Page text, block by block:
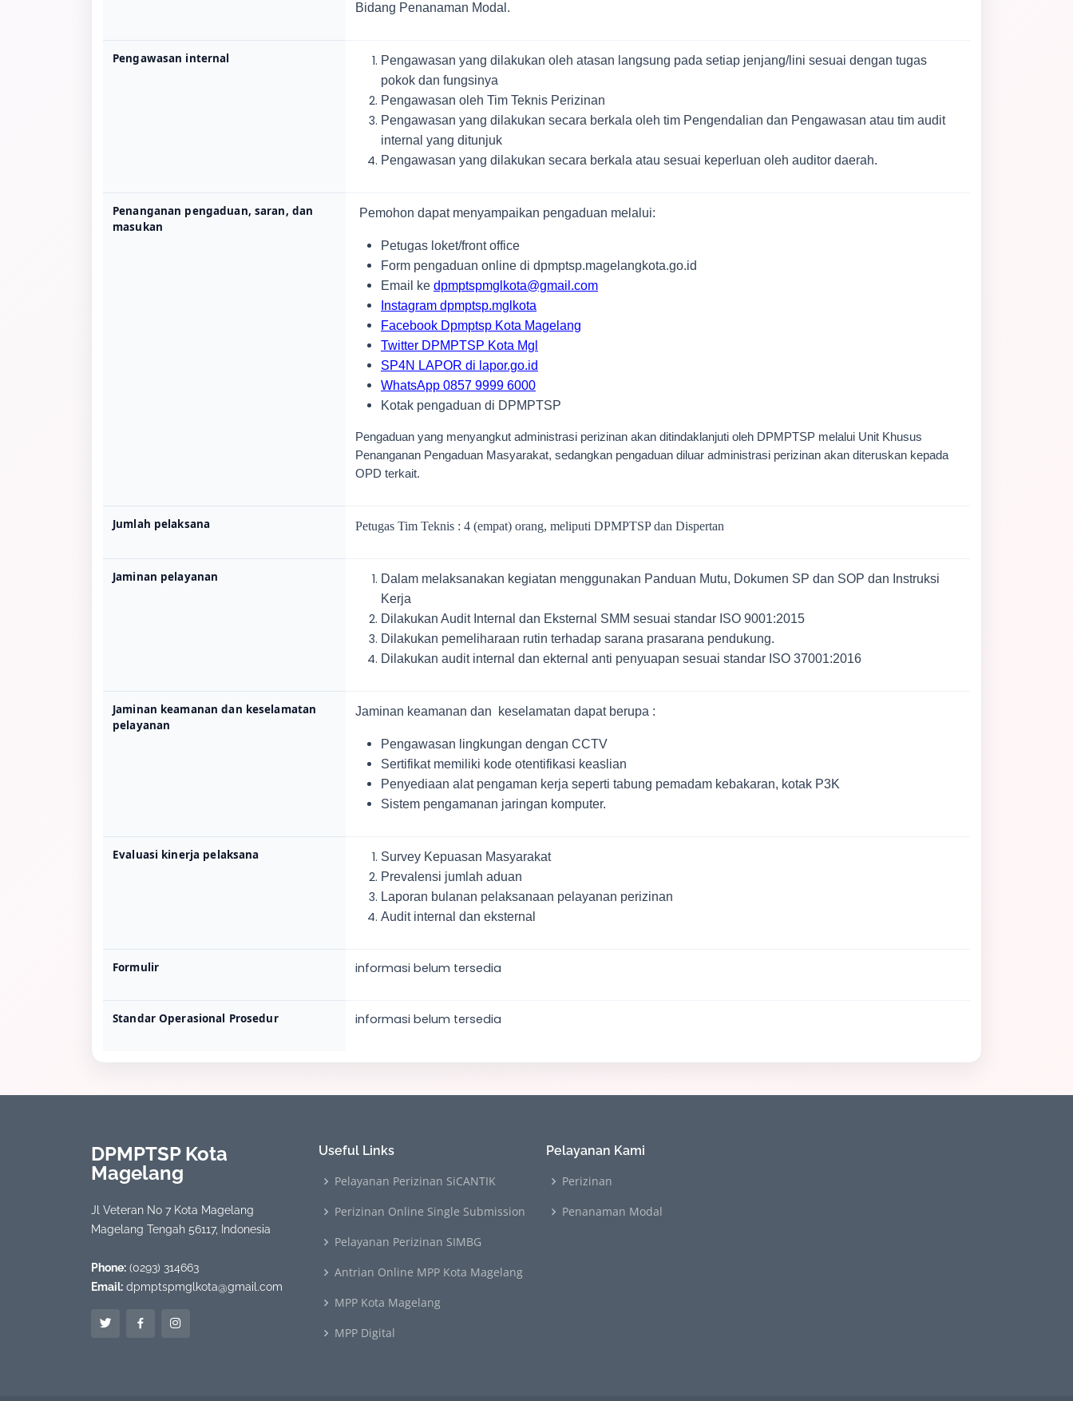
Bidang Penanaman Modal.
Pengawasan internal
Pengawasan yang dilakukan oleh atasan langsung pada setiap jenjang/lini sesuai dengan tugas
pokok dan fungsinya
Pengawasan oleh Tim Teknis Perizinan
Pengawasan yang dilakukan secara berkala oleh tim Pengendalian dan Pengawasan atau tim audit
internal yang ditunjuk
Pengawasan yang dilakukan secara berkala atau sesuai keperluan oleh auditor daerah.
Penanganan pengaduan, saran, dan
masukan
Pemohon dapat menyampaikan pengaduan melalui:
Petugas loket/front office
Form pengaduan online di dpmptsp.magelangkota.go.id
Email ke dpmptspmglkota@gmail.com
Instagram dpmptsp.mglkota
Facebook Dpmptsp Kota Magelang
Twitter DPMPTSP Kota Mgl
SP4N LAPOR di lapor.go.id
WhatsApp 0857 9999 6000
Kotak pengaduan di DPMPTSP
Pengaduan yang menyangkut administrasi perizinan akan ditindaklanjuti oleh DPMPTSP melalui Unit Khusus
Penanganan Pengaduan Masyarakat, sedangkan pengaduan diluar administrasi perizinan akan diteruskan kepada
OPD terkait.
Jumlah pelaksana Petugas Tim Teknis : 4 (empat) orang, meliputi DPMPTSP dan Dispertan
Jaminan pelayanan
Dalam melaksanakan kegiatan menggunakan Panduan Mutu, Dokumen SP dan SOP dan Instruksi
Kerja
Dilakukan Audit Internal dan Eksternal SMM sesuai standar ISO 9001:2015
Dilakukan pemeliharaan rutin terhadap sarana prasarana pendukung.
Dilakukan audit internal dan ekternal anti penyuapan sesuai standar ISO 37001:2016
Jaminan keamanan dan keselamatan
pelayanan
Jaminan keamanan dan keselamatan dapat berupa :
Pengawasan lingkungan dengan CCTV
Sertifikat memiliki kode otentifikasi keaslian
Penyediaan alat pengaman kerja seperti tabung pemadam kebakaran, kotak P3K
Sistem pengamanan jaringan komputer.
Evaluasi kinerja pelaksana Survey Kepuasan Masyarakat
Prevalensi jumlah aduan
Laporan bulanan pelaksanaan pelayanan perizinan
Audit internal dan eksternal
Formulir informasi belum tersedia
Standar Operasional Prosedur informasi belum tersedia
DPMPTSP Kota
Magelang
Jl Veteran No 7 Kota Magelang
Magelang Tengah 56117, Indonesia
Phone: (0293) 314663
Email: dpmptspmglkota@gmail.com
Useful Links
Pelayanan Perizinan SiCANTIK
Perizinan Online Single Submission
Pelayanan Perizinan SIMBG
Antrian Online MPP Kota Magelang
MPP Kota Magelang
MPP Digital
Pelayanan Kami
Perizinan
Penanaman Modal